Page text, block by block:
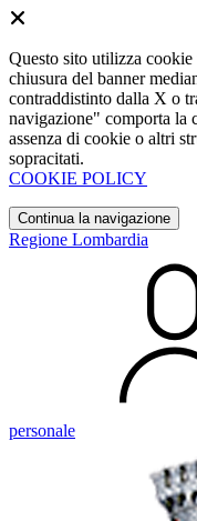
Questo sito utilizza
chiusura del banner
contraddistinto dalla X o
navigazione" comporta la
assenza di cookie o altri
sopracitati.
COOKIE POLICY
Continua la navigazione
Regione Lombardia
personale